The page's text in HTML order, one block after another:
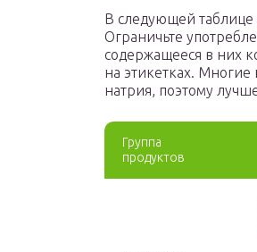
В следующей
Ограничьте
содержащееся в них
на этикетках.
натрия, поэтому
Группа
продуктов